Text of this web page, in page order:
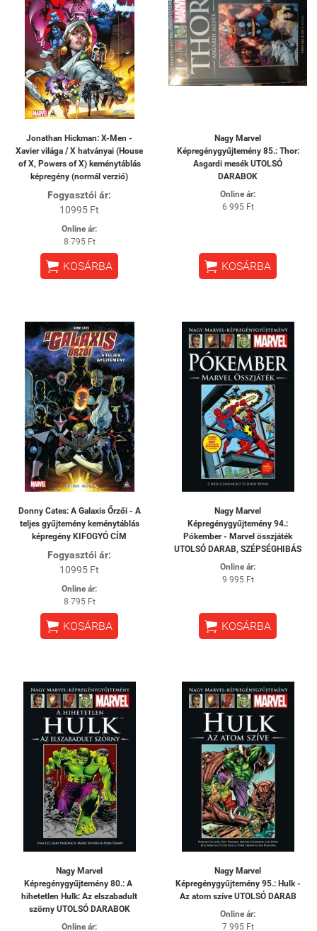
Jonathan Hickman: X-Men -
Xavier világa / X hatványai (House
of X, Powers of X) keménytáblás
képregény (normál verzió)
Fogyasztói ár:
10995 Ft
Online ár:
8 795 Ft
 KOSÁRBA
Nagy Marvel
Képregénygyűjtemény 85.: Thor:
Asgardi mesék UTOLSÓ
DARABOK
Online ár:
6 995 Ft
 KOSÁRBA
Donny Cates: A Galaxis Őrzői - A
teljes gyűjtemény keménytáblás
képregény KIFOGYÓ CÍM
Fogyasztói ár:
10995 Ft
Online ár:
8 795 Ft
 KOSÁRBA
Nagy Marvel
Képregénygyűjtemény 94.:
Pókember - Marvel összjáték
UTOLSÓ DARAB, SZÉPSÉGHIBÁS
Online ár:
9 995 Ft
 KOSÁRBA
Nagy Marvel
Képregénygyűjtemény 80.: A ​
hihetetlen Hulk: Az elszabadult
szörny UTOLSÓ DARABOK
Online ár:
Nagy Marvel
Képregénygyűjtemény 95.: Hulk -
Az atom szíve UTOLSÓ DARAB
Online ár:
7 995 Ft